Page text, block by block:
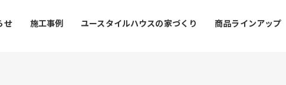
せ 施工事例 ユースタイルハウスの家づくり 商品ラインアップ